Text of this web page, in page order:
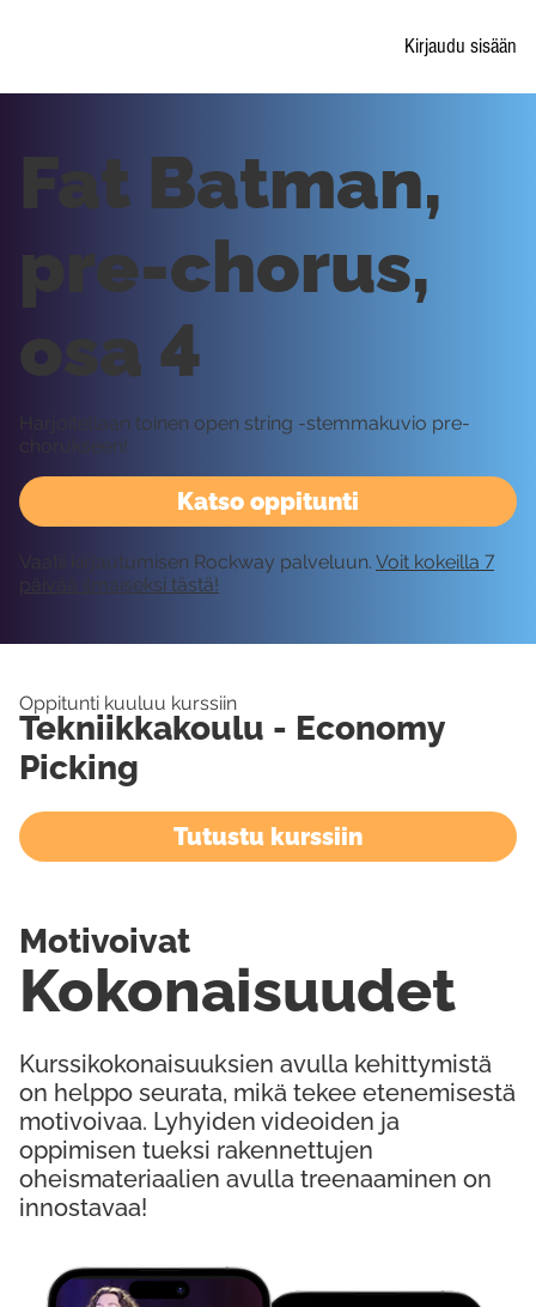
Kirjaudu sisään
Katso oppitunti
Fat Batman,
pre-chorus,
osa 4
Harjoitellaan toinen open string -stemmakuvio pre-
chorukseen!
Vaatii kirjautumisen Rockway palveluun. Voit kokeilla 7
päivää ilmaiseksi tästä!
Oppitunti kuuluu kurssiin
Tekniikkakoulu - Economy
Picking
Tutustu kurssiin
Kurssikokonaisuuksien avulla kehittymistä
on helppo seurata, mikä tekee etenemisestä
motivoivaa. Lyhyiden videoiden ja
oppimisen tueksi rakennettujen
oheismateriaalien avulla treenaaminen on
innostavaa!
Kokonaisuudet
Motivoivat